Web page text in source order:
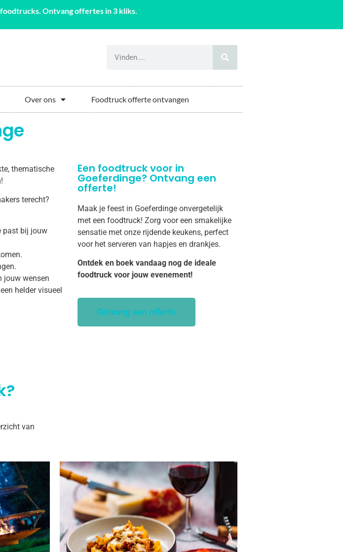
Ontvang offertes in 3 kliks.
Over ons Foodtruck offerte ontvangen
thematische
terecht?
past bij jouw
jouw wensen
helder visueel
van
Een foodtruck voor in
Goeferdinge? Ontvang een
offerte!
Maak je feest in Goeferdinge onvergetelijk
met een foodtruck! Zorg voor een smakelijke
sensatie met onze rijdende keukens, perfect
voor het serveren van hapjes en drankjes.
Ontdek en boek vandaag nog de ideale
foodtruck voor jouw evenement!
Ontvang een offerte